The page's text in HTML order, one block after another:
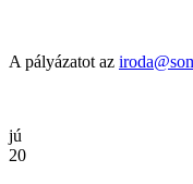
A pályázatot az
jú
20